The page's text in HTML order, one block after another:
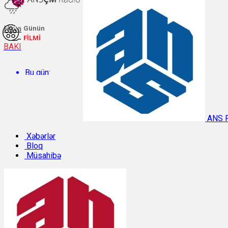
Hava
BAKI
Bu gün:
Temperatur: 28.6°C. Rütubət: 54%.
Sabah:
Günün
FİLMİ
ANS
Xəbərlər
Bloq
Müsahibə